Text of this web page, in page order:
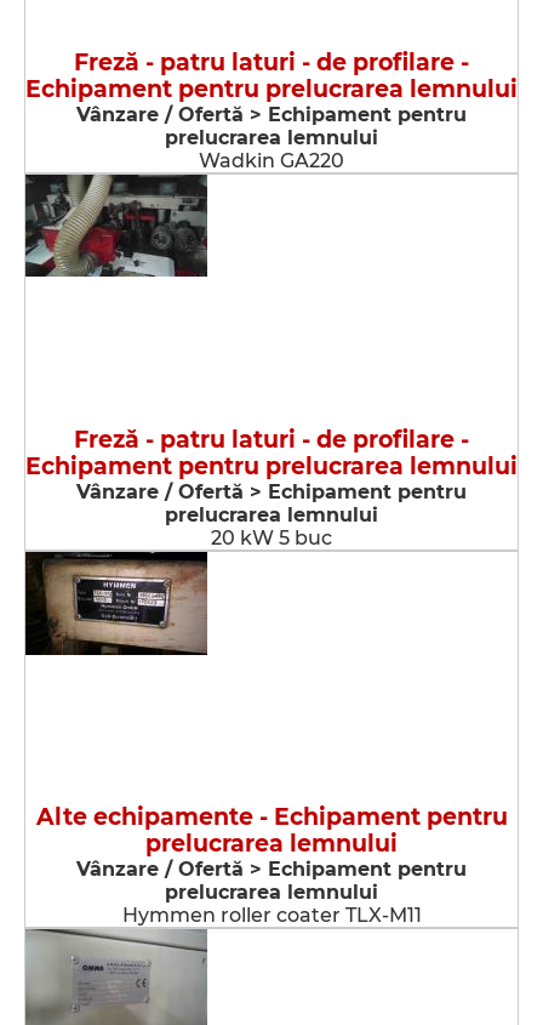
Freză - patru laturi - de profilare -
Echipament pentru prelucrarea lemnului
Vânzare / Ofertă > Echipament pentru
prelucrarea lemnului
Wadkin GA220
Freză - patru laturi - de profilare -
Echipament pentru prelucrarea lemnului
Vânzare / Ofertă > Echipament pentru
prelucrarea lemnului
20 kW 5 buc
Alte echipamente - Echipament pentru
prelucrarea lemnului
Vânzare / Ofertă > Echipament pentru
prelucrarea lemnului
Hymmen roller coater TLX-M11